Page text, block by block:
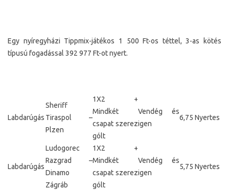
Egy nyíregyházi Tippmix-játékos 1 500 Ft-os téttel, 3-as kötés
típusú fogadással 392 977 Ft-ot nyert.
Labdarúgás
Sheriff
Tiraspol –
Plzen
1X2 +
Mindkét
csapat szerez
gólt
Vendég és
igen
6,75 Nyertes
Labdarúgás
Ludogorec
Razgrad –
Dinamo
Zágráb
1X2 +
Mindkét
csapat szerez
gólt
Vendég és
igen
5,75 Nyertes